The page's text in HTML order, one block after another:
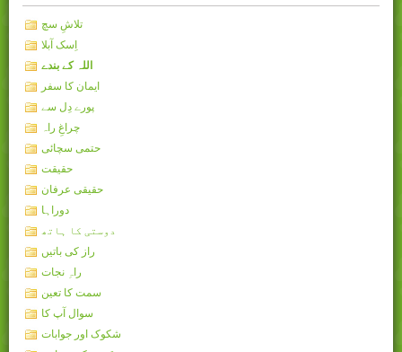
تلاشِ سچ
اِسک آبلا
اللہ کے بندے
ایمان کا سفر
پورے دِل سے
چراغِ راہ
حتمی سچائی
حقیقت
حقیقی عرفان
دوراہا
دوستی کا ہاتھ
راز کی باتیں
راہِ نجات
سمت کا تعین
سوال آپ کا
شکوک اور جوابات